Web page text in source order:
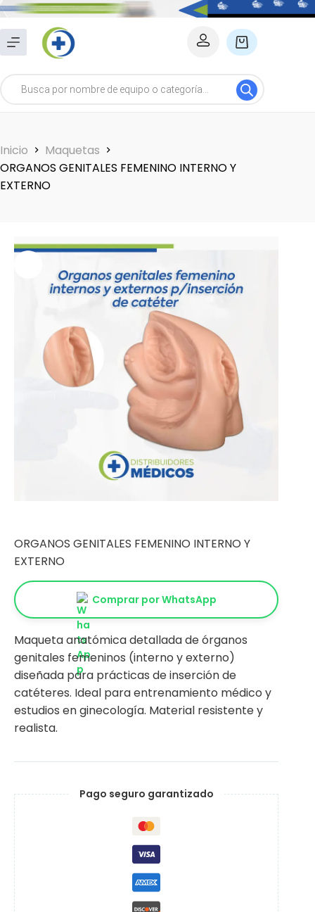
Saltar
al
contenido
Carro
compra
Inicio
Maquetas
ORGANOS GENITALES FEMENINO INTERNO Y
EXTERNO
ORGANOS GENITALES FEMENINO INTERNO Y
EXTERNO
Comprar por WhatsApp
Maqueta anatómica detallada de órganos
genitales femeninos (interno y externo)
diseñada para prácticas de inserción de
catéteres. Ideal para entrenamiento médico y
estudios en ginecología. Material resistente y
realista.
Pago seguro garantizado